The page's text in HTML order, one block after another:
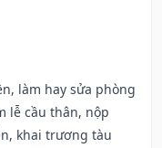
làm hay sửa phòng
lễ cầu thân, nộp
khai trương tàu